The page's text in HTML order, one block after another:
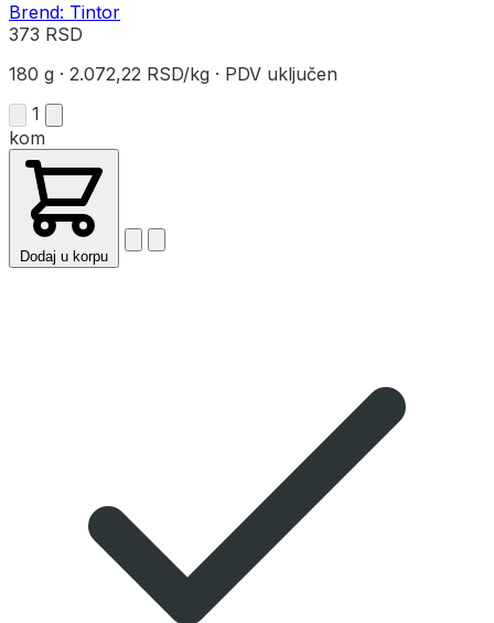
Brend: Tintor
373 RSD
180 g · 2.072,22 RSD/kg · PDV uključen
1
kom
Dodaj u korpu